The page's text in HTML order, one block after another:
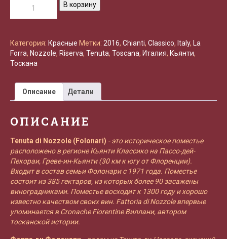
Nozzole
Chianti
Classico
Forra
Riserva
В корзину
Категория: Красные Метки: 2016, Chianti, Classico, Italy,
La
Forra, Nozzole, Riserva, Tenuta, Toscana, Италия, Кьянти,
Тоскана
Описание Детали
ОПИСАНИЕ
Tenuta di Nozzole (Folonari) - это историческое поместье
расположено в регионе Кьянти Классико на Пассо-дей-
Пекораи, Греве-ин-Кьянти (30 км к югу от Флоренции).
Входит в состав семьи Фолонари с 1971 года. Поместье
состоит из 385 гектаров, из которых более 90 засажены
виноградниками. Поместье восходит к 1300 году и хорошо
известно качеством своих вин. Fattoria di Nozzole впервые
упоминается в Cronache Fiorentine Виллани, автором
тосканской истории.